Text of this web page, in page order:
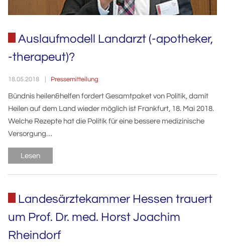
Auslaufmodell Landarzt (-apotheker,
-therapeut)?
18.05.2018 Pressemitteilung
Bündnis heilen&helfen fordert Gesamtpaket von Politik, damit
Heilen auf dem Land wieder möglich ist Frankfurt, 18. Mai 2018.
Welche Rezepte hat die Politik für eine bessere medizinische
Versorgung…
Lesen
Landesärztekammer Hessen trauert
um Prof. Dr. med. Horst Joachim
Rheindorf